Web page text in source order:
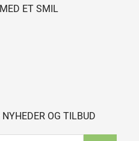
ET SMIL
OG TILBUD